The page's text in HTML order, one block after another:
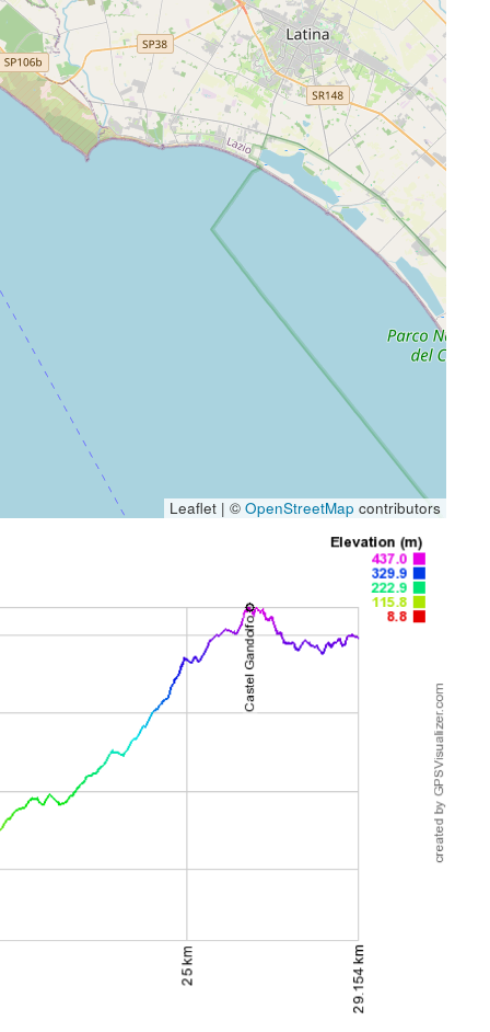
Leaflet | © OpenStreetMap contributors